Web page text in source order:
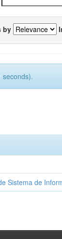
by
seconds).
Sistema de